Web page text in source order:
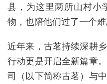
县，为这里两所山村小
物，也陪他们过了一个难
近年来，古茗持续深耕
行动更是开启全新篇章
司（以下简称古茗）与